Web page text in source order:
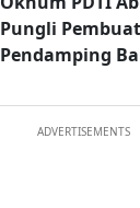
Pungli
Pendamping
ADVERTISEMENTS